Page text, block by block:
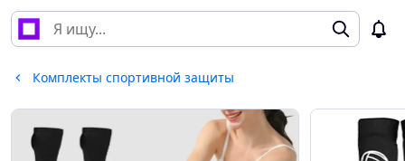
Комплекты спортивной защиты